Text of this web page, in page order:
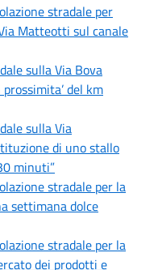
stradale per
Matteotti sul canale
sulla Via Bova
del km
sulla Via
di uno stallo
minuti”
stradale per la
settimana dolce
stradale per la
dei prodotti e